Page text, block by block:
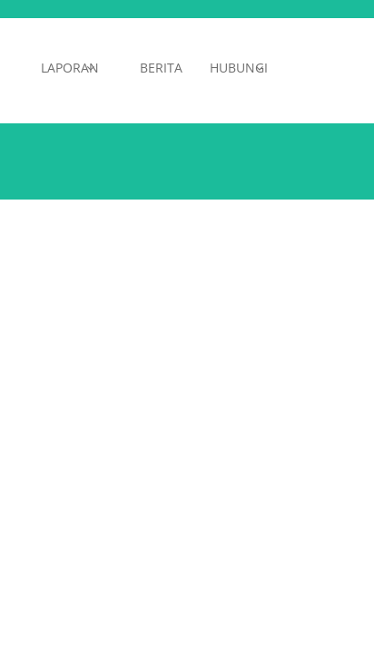
LAPORAN BERITA HUBUNGI